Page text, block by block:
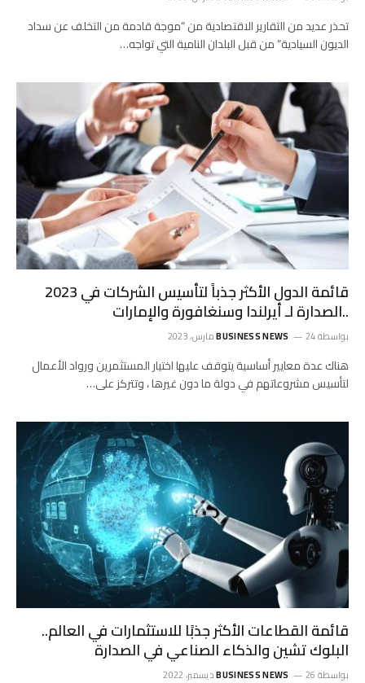
تحذر عديد من التقارير الاقتصادية من “موجة قادمة من التخلف عن سداد
الديون السيادية” من قبل البلدان النامية التي تواجه…
قائمة الدول الأكثر جذباً لتأسيس الشركات في 2023
..الصدارة لـ أيرلندا وسنغافورة والإمارات
بواسطة BUSINESS NEWS 24 مارس، 2023
هناك عدة معايير أساسية يتوقف عليها اختيار المستثمرين ورواد الأعمال
لتأسيس مشروعاتهم في دولة ما دون غيرها ، وتتركز على…
قائمة القطاعات الأكثر جذبًا للاستثمارات في العالم..
البلوك تشين والذكاء الصناعي في الصدارة
بواسطة BUSINESS NEWS 26 ديسمبر، 2022